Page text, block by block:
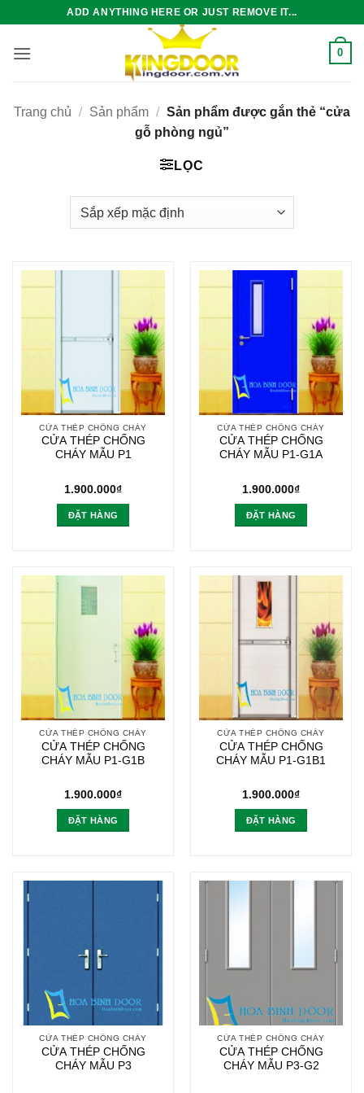
nội
ADD ANYTHING HERE OR JUST REMOVE IT...
0
Trang chủ / Sản phẩm / Sản phẩm được gắn thẻ “cửa
gỗ phòng ngủ”
LỌC
CỬA THÉP CHỐNG CHÁY
CỬA THÉP CHỐNG
CHÁY MẪU P1
1.900.000₫
ĐẶT HÀNG
CỬA THÉP CHỐNG CHÁY
CỬA THÉP CHỐNG
CHÁY MẪU P1-G1A
1.900.000₫
ĐẶT HÀNG
CỬA THÉP CHỐNG CHÁY
CỬA THÉP CHỐNG
CHÁY MẪU P1-G1B
1.900.000₫
ĐẶT HÀNG
CỬA THÉP CHỐNG CHÁY
CỬA THÉP CHỐNG
CHÁY MẪU P1-G1B1
1.900.000₫
ĐẶT HÀNG
CỬA THÉP CHỐNG CHÁY
CỬA THÉP CHỐNG
CHÁY MẪU P3
CỬA THÉP CHỐNG CHÁY
CỬA THÉP CHỐNG
CHÁY MẪU P3-G2